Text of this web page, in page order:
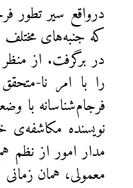
درواقع سیر تطور
که جنبه‌های
در برگرفت. از
را با امر نا-
فرجام‌شناسانه با
نویسنده مکاشفه‌ی
مدار امور از
معمولی، همان